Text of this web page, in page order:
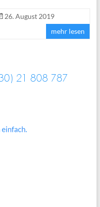
26. August 2019
mehr lesen